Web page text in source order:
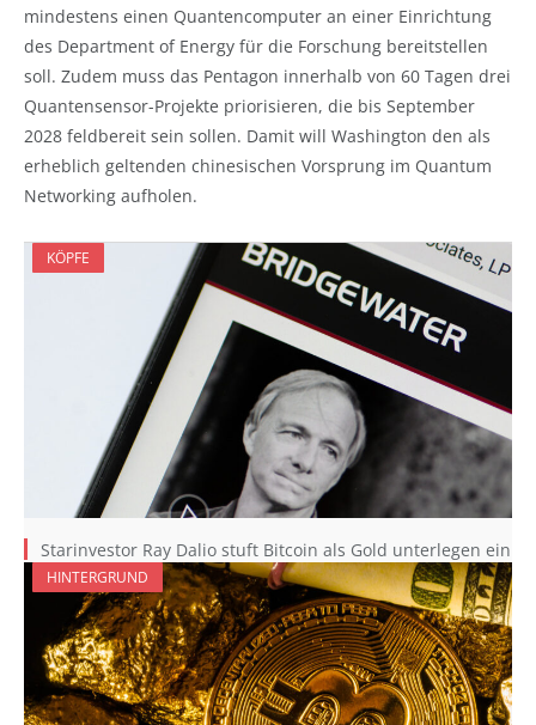
mindestens einen Quantencomputer an einer Einrichtung
des Department of Energy für die Forschung bereitstellen
soll. Zudem muss das Pentagon innerhalb von 60 Tagen drei
Quantensensor-Projekte priorisieren, die bis September
2028 feldbereit sein sollen. Damit will Washington den als
erheblich geltenden chinesischen Vorsprung im Quantum
Networking aufholen.
KÖPFE
Starinvestor Ray Dalio stuft Bitcoin als Gold unterlegen ein
HINTERGRUND